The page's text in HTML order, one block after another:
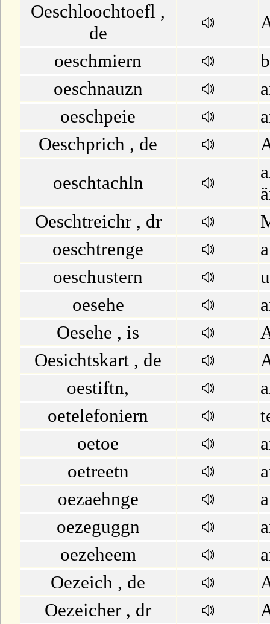
Oeschloochtoefl ,
de
oeschmiern
oeschnauzn
oeschpeie
Oeschprich , de
oeschtachln
Oeschtreichr , dr
oeschtrenge
oeschustern
oesehe
Oesehe , is
Oesichtskart , de
oestiftn,
oetelefoniern
oetoe
oetreetn
oezaehnge
oezeguggn
oezeheem
Oezeich , de
Oezeicher , dr